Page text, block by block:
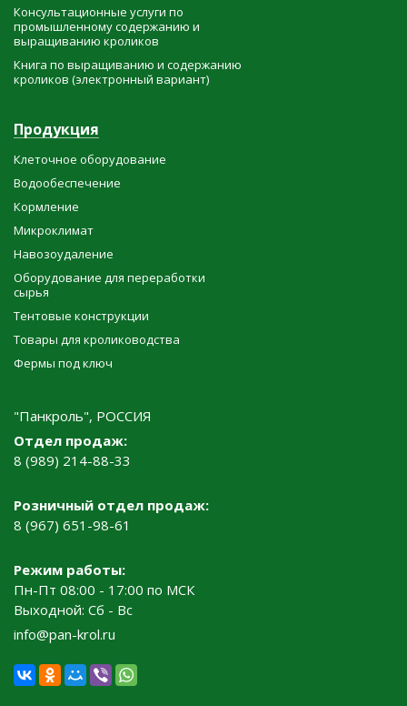
Консультационные услуги по
промышленному содержанию и
выращиванию кроликов
Книга по выращиванию и содержанию
кроликов (электронный вариант)
Продукция
Клеточное оборудование
Водообеспечение
Кормление
Микроклимат
Навозоудаление
Оборудование для переработки
сырья
Тентовые конструкции
Товары для кролиководства
Фермы под ключ
"Панкроль", РОССИЯ
Отдел продаж:
8 (989) 214-88-33
Розничный отдел продаж:
8 (967) 651-98-61
Режим работы:
Пн-Пт 08:00 - 17:00 по МСК
Выходной: Сб - Вс
info@pan-krol.ru